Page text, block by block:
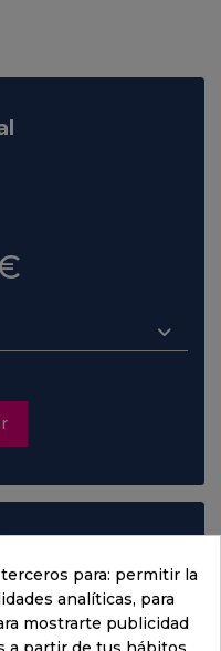
para: permitir la
analíticas, para
mostrarte publicidad